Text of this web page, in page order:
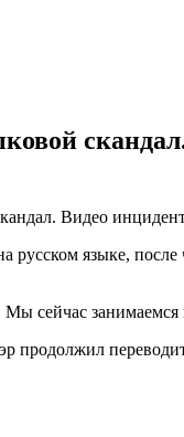
Видео
русском языке,
сейчас